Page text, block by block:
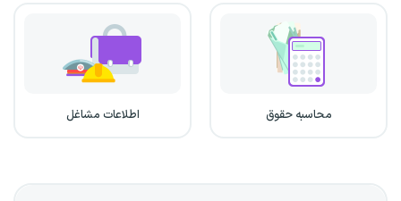
محاسبه حقوق اطلاعات مشاغل